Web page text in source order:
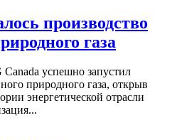
производство
газа
успешно запустил
природного газа, открыв
энергетической отрасли